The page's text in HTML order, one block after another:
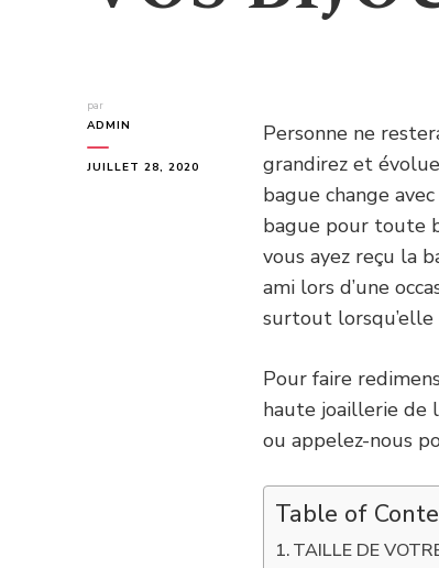
par
ADMIN
JUILLET 28, 2020
Personne ne
grandirez et
bague change
bague pour toute
vous ayez reçu la
ami lors d’une
surtout lorsqu’elle
Pour faire
haute joaillerie de
ou appelez-nous
Table of
TAILLE DE